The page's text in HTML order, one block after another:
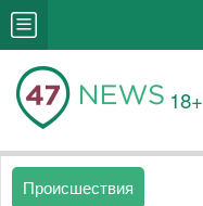
18+
Происшествия